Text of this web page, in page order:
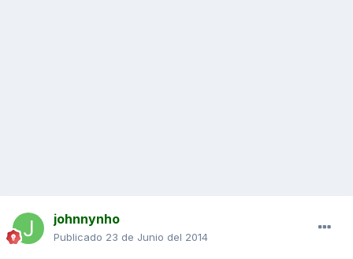
johnnynho
Publicado 23 de Junio del 2014